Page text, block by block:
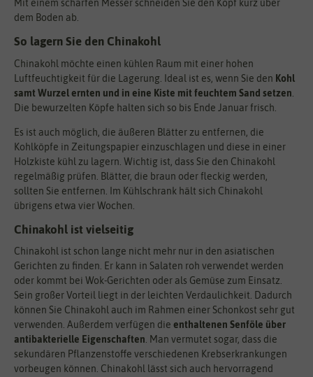
Mit einem scharfen Messer schneiden Sie den Kopf kurz über
dem Boden ab.
So lagern Sie den Chinakohl
Chinakohl möchte einen kühlen Raum mit einer hohen
Luftfeuchtigkeit für die Lagerung. Ideal ist es, wenn Sie den Kohl
samt Wurzel ernten und in eine Kiste mit feuchtem Sand setzen
Die bewurzelten Köpfe halten sich so bis Ende Januar frisch.
Es ist auch möglich, die äußeren Blätter zu entfernen, die
Kohlköpfe in Zeitungspapier einzuschlagen und diese in einer
Holzkiste kühl zu lagern. Wichtig ist, dass Sie den Chinakohl
regelmäßig prüfen. Blätter, die braun oder fleckig werden,
sollten Sie entfernen. Im Kühlschrank hält sich Chinakohl
übrigens etwa vier Wochen.
Chinakohl ist vielseitig
Chinakohl ist schon lange nicht mehr nur in den asiatischen
Gerichten zu finden. Er kann in Salaten roh verwendet werden
oder kommt bei Wok-Gerichten oder als Gemüse zum Einsatz.
Sein großer Vorteil liegt in der leichten Verdaulichkeit. Dadurch
können Sie Chinakohl auch im Rahmen einer Schonkost sehr gut
verwenden. Außerdem verfügen die enthaltenen Senföle über
antibakterielle Eigenschaften . Man vermutet sogar, dass die
sekundären Pflanzenstoffe verschiedenen Krebserkrankungen
vorbeugen können. Chinakohl lässt sich auch hervorragend